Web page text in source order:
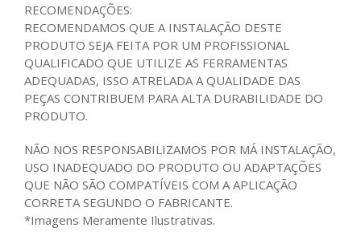
RECOMENDAÇÕES:
RECOMENDAMOS QUE A INSTALAÇÃO DESTE
PRODUTO SEJA FEITA POR UM PROFISSIONAL
QUALIFICADO QUE UTILIZE AS FERRAMENTAS
ADEQUADAS, ISSO ATRELADA A QUALIDADE DAS
PEÇAS CONTRIBUEM PARA ALTA DURABILIDADE DO
PRODUTO.
NÃO NOS RESPONSABILIZAMOS POR MÁ INSTALAÇÃO,
USO INADEQUADO DO PRODUTO OU ADAPTAÇÕES
QUE NÃO SÃO COMPATÍVEIS COM A APLICAÇÃO
CORRETA SEGUNDO O FABRICANTE.
*Imagens Meramente Ilustrativas.